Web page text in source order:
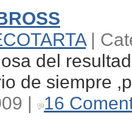
|
del
de siempre
|
16